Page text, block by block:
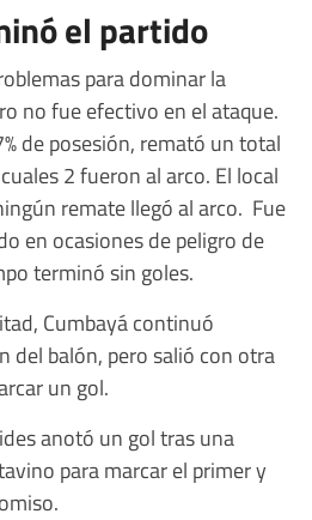
el partido
para dominar la
no fue efectivo en el ataque.
de posesión, remató un total
2 fueron al arco. El local
remate llegó al arco. Fue
en ocasiones de peligro de
terminó sin goles.
Cumbayá continuó
del balón, pero salió con otra
un gol.
anotó un gol tras una
para marcar el primer y